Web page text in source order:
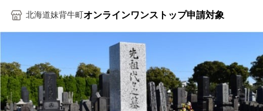
北海道妹背牛町 オンラインワンストップ申請対象